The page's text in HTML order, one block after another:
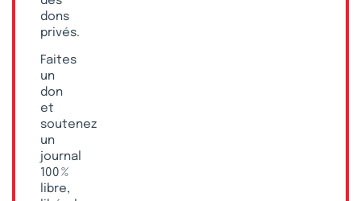
dons
privés.
Faites
un
don
et
soutenez
un
journal
100 %
libre,